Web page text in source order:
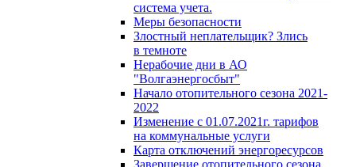
система учета.
Меры безопасности
Злостный неплательщик? Злись
в темноте
Нерабочие дни в АО
"Волгаэнергосбыт"
Начало отопительного сезона 2021-
2022
Изменение с 01.07.2021г. тарифов
на коммунальные услуги
Карта отключений энергоресурсов